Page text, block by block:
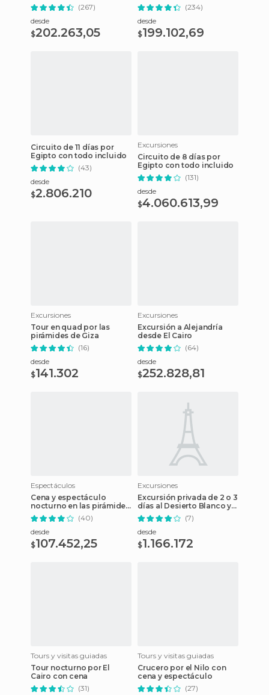
(267)
desde
$202.263,05
(234)
desde
$199.102,69
Circuito de 11 días por
Egipto con todo incluido
(43)
desde
$2.806.210
Excursiones
Circuito de 8 días por
Egipto con todo incluido
(131)
desde
$4.060.613,99
Excursiones
Tour en quad por las
pirámides de Giza
(16)
desde
$141.302
Excursiones
Excursión a Alejandría
desde El Cairo
(64)
desde
$252.828,81
Espectáculos
Cena y espectáculo
nocturno en las pirámides
de Guiza
(40)
desde
$107.452,25
Excursiones
Excursión privada de 2 o 3
días al Desierto Blanco y
oasis de Bahariya
(7)
desde
$1.166.172
Tours y visitas guiadas
Tour nocturno por El
Cairo con cena
(31)
Tours y visitas guiadas
Crucero por el Nilo con
cena y espectáculo
(27)